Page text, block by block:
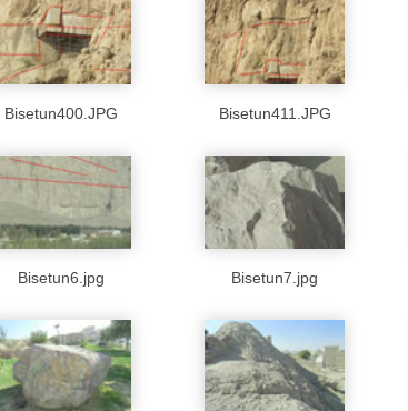
Bisetun400.JPG Bisetun411.JPG
Bisetun6.jpg Bisetun7.jpg